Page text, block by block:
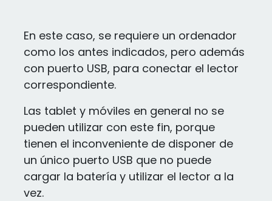
En este caso, se requiere un ordenador
como los antes indicados, pero además
con puerto USB, para conectar el lector
correspondiente.
Las tablet y móviles en general no se
pueden utilizar con este fin, porque
tienen el inconveniente de disponer de
un único puerto USB que no puede
cargar la batería y utilizar el lector a la
vez.